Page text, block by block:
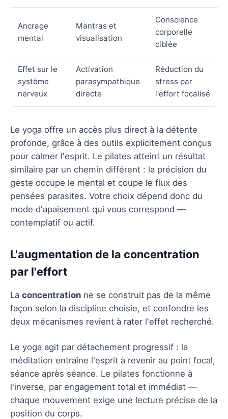
Ancrage
mental
Mantras et
visualisation
Conscience
corporelle
ciblée
Effet sur le
système
nerveux
Activation
parasympathique
directe
Réduction du
stress par
l'effort focalisé
Le yoga offre un accès plus direct à la détente
profonde, grâce à des outils explicitement conçus
pour calmer l'esprit. Le pilates atteint un résultat
similaire par un chemin différent : la précision du
geste occupe le mental et coupe le flux des
pensées parasites. Votre choix dépend donc du
mode d'apaisement qui vous correspond —
contemplatif ou actif.
L'augmentation de la concentration
par l'effort
La concentration ne se construit pas de la même
façon selon la discipline choisie, et confondre les
deux mécanismes revient à rater l'effet recherché.
Le yoga agit par détachement progressif : la
méditation entraîne l'esprit à revenir au point focal,
séance après séance. Le pilates fonctionne à
l'inverse, par engagement total et immédiat —
chaque mouvement exige une lecture précise de la
position du corps.